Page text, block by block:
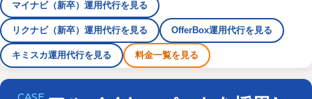
マイナビ（新卒）運用代行を見る
リクナビ（新卒）運用代行を見る OfferBox運用代行を見る
キミスカ運用代行を見る 料金一覧を見る